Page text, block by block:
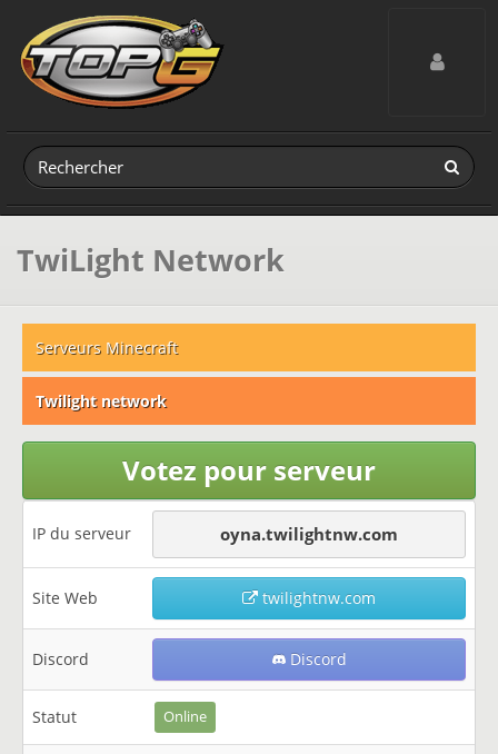
Toggle
TwiLight Network
Serveurs Minecraft
Twilight network
Votez pour serveur
IP du serveur oyna.twilightnw.com
Site Web twilightnw.com
Discord Discord
Statut Online